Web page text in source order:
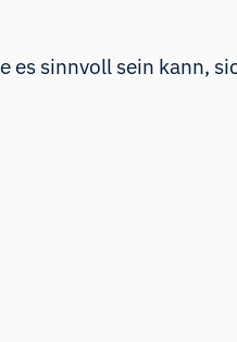
es sinnvoll sein kann,